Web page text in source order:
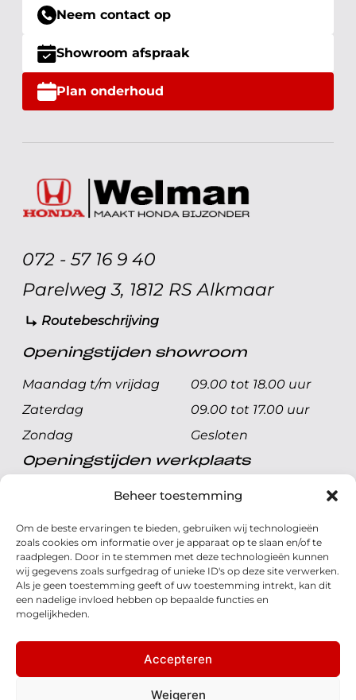
Beheer toestemming
Om de beste ervaringen te bieden, gebruiken wij technologieën
zoals cookies om informatie over je apparaat op te slaan en/of te
raadplegen. Door in te stemmen met deze technologieën kunnen
wij gegevens zoals surfgedrag of unieke ID's op deze site verwerken.
Als je geen toestemming geeft of uw toestemming intrekt, kan dit
een nadelige invloed hebben op bepaalde functies en
mogelijkheden.
Accepteren
Weigeren
Neem contact op
Showroom afspraak
Plan onderhoud
072 - 57 16 9 40
Parelweg 3, 1812 RS Alkmaar
Routebeschrijving
Openingstijden showroom
Maandag t/m vrijdag
09.00 tot 18.00 uur
Zaterdag
09.00 tot 17.00 uur
Zondag
Gesloten
Openingstijden werkplaats
Maandag t/m vrijdag
08.00 tot 17.00 uur
Zondag
Gesloten
Volg ons
© 2026 - Honda Welman